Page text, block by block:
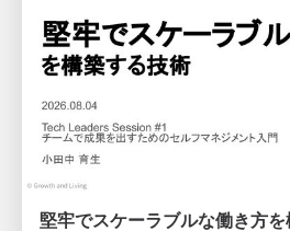
堅牢でスケーラブルな働き方